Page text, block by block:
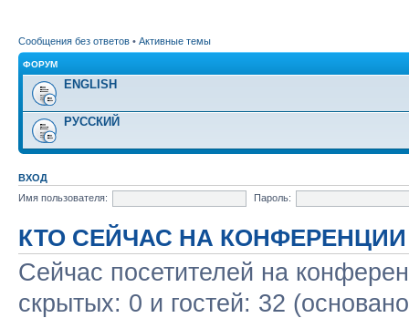
Сообщения без ответов • Активные темы
ФОРУМ
ENGLISH
РУССКИЙ
ВХОД
Имя пользователя:
Пароль:
КТО СЕЙЧАС НА КОНФЕРЕНЦИИ
Сейчас посетителей на
скрытых: 0 и гостей: 32